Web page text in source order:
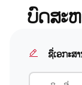
ບົດສະ
ຊື່ເອກະສ